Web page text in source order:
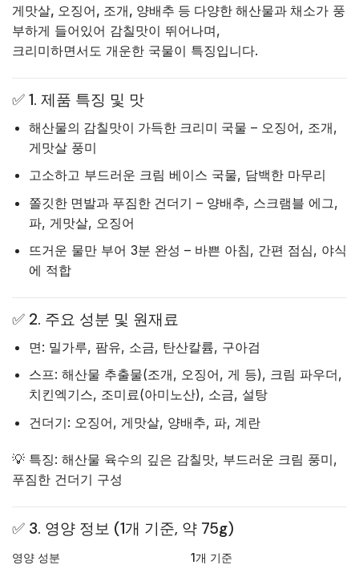
게맛살, 오징어, 조개, 양배추 등 다양한 해산물과 채소가 풍
부하게 들어있어 감칠맛이 뛰어나며,
크리미하면서도 개운한 국물이 특징입니다.
✅ 1. 제품 특징 및 맛
해산물의 감칠맛이 가득한 크리미 국물 – 오징어, 조개,
게맛살 풍미
고소하고 부드러운 크림 베이스 국물, 담백한 마무리
쫄깃한 면발과 푸짐한 건더기 – 양배추, 스크램블 에그,
파, 게맛살, 오징어
뜨거운 물만 부어 3분 완성 – 바쁜 아침, 간편 점심, 야식
에 적합
✅ 2. 주요 성분 및 원재료
면: 밀가루, 팜유, 소금, 탄산칼륨, 구아검
스프: 해산물 추출물(조개, 오징어, 게 등), 크림 파우더,
치킨엑기스, 조미료(아미노산), 소금, 설탕
건더기: 오징어, 게맛살, 양배추, 파, 계란
💡 특징: 해산물 육수의 깊은 감칠맛, 부드러운 크림 풍미,
푸짐한 건더기 구성
✅ 3. 영양 정보 (1개 기준, 약 75g)
영양 성분 1개 기준